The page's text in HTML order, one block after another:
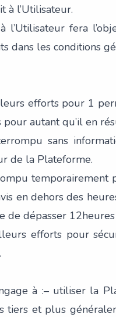
à l’Utilisateur.
l’Utilisateur fera
dans les conditions
efforts pour 1
autant qu’il en
sans
de la Plateforme.
temporairement
en dehors des
de dépasser
efforts pour
à :– utiliser la
tiers et plus